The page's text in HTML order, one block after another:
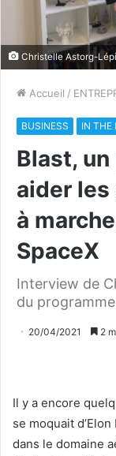
Christelle Astorg-
Accueil /
BUSINESS IN THE
Blast,
aider
à
SpaceX
Interview de
du
20/04/2021 2
Il y a encore
se moquait
dans le domaine